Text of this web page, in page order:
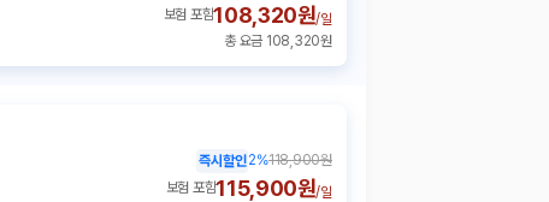
보험 포함108,320원/일
총 요금 108,320원
즉시할인2%118,900원
보험 포함115,900원/일